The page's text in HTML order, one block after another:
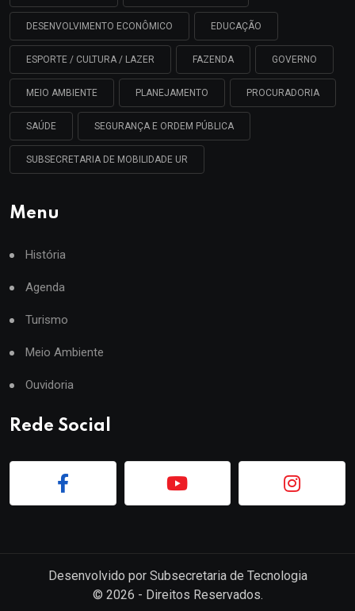
DESENVOLVIMENTO ECONÔMICO EDUCAÇÃO
ESPORTE / CULTURA / LAZER FAZENDA GOVERNO
MEIO AMBIENTE PLANEJAMENTO PROCURADORIA
SAÚDE SEGURANÇA E ORDEM PÚBLICA
SUBSECRETARIA DE MOBILIDADE UR
Menu
História
Agenda
Turismo
Meio Ambiente
Ouvidoria
Rede Social
Desenvolvido por Subsecretaria de Tecnologia
© 2026 - Direitos Reservados.